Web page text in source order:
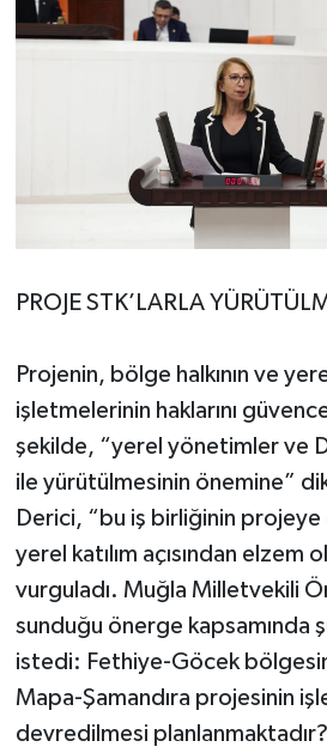
PROJE STK’LARLA
Projenin, bölge halkının ve
işletmelerinin haklarını
şekilde, “yerel yönetimler ve
ile yürütülmesinin önemine”
Derici, “bu iş birliğinin projeye
yerel katılım açısından elzem
vurguladı. Muğla Milletvekili
sunduğu önerge kapsamında
istedi: Fethiye-Göcek
Mapa-Şamandıra projesinin
devredilmesi